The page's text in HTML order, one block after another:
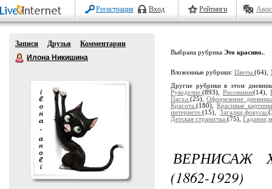
Регистрация Вход Рейтинги
Записи Друзья
Комментарии
Илона Никишина
Выбрана рубрика Это красиво.
Вложенные рубрики: Цветы. (64),
Другие рубрики в этом
Рукоделие. (893), Рисование(14),
Пасха. (25),Оформление
Красота. (180), Красивые
интернете. (15), Загадки,фокусы.
Детская страничка. (75),
ВЕРНИСАЖ
(1862-1929)